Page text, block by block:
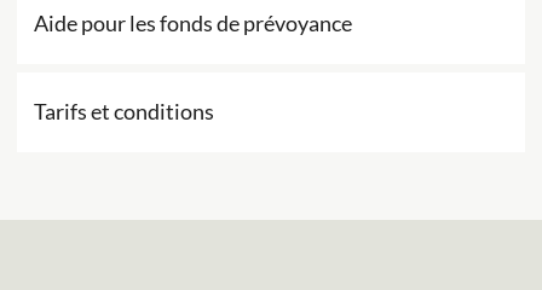
Aide pour les fonds de prévoyance
Tarifs et conditions